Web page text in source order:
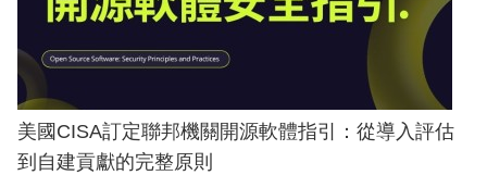
美國CISA訂定聯邦機關開源軟體指引：從導入評估
到自建貢獻的完整原則